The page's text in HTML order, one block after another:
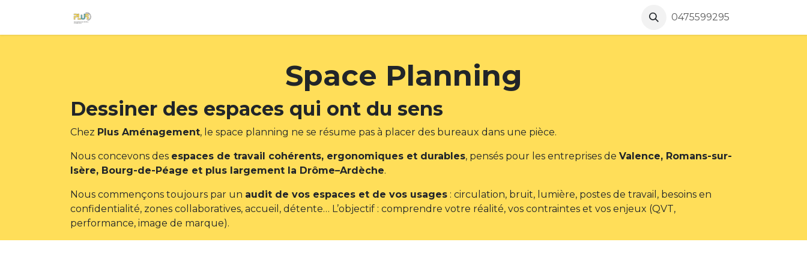
Worklab Événements
0475599295
Space Planning
Dessiner des espaces qui ont du sens
Chez Plus Aménagement, le space planning ne se résume pas à placer des bureaux dans une pièce.
Nous concevons des espaces de travail cohérents, ergonomiques et durables, pensés pour les entreprises de Valence, Romans-sur-
Isère, Bourg-de-Péage et plus largement la Drôme–Ardèche.
Nous commençons toujours par un audit de vos espaces et de vos usages : circulation, bruit, lumière, postes de travail, besoins en
confidentialité, zones collaboratives, accueil, détente… L’objectif : comprendre votre réalité, vos contraintes et vos enjeux (QVT,
performance, image de marque).